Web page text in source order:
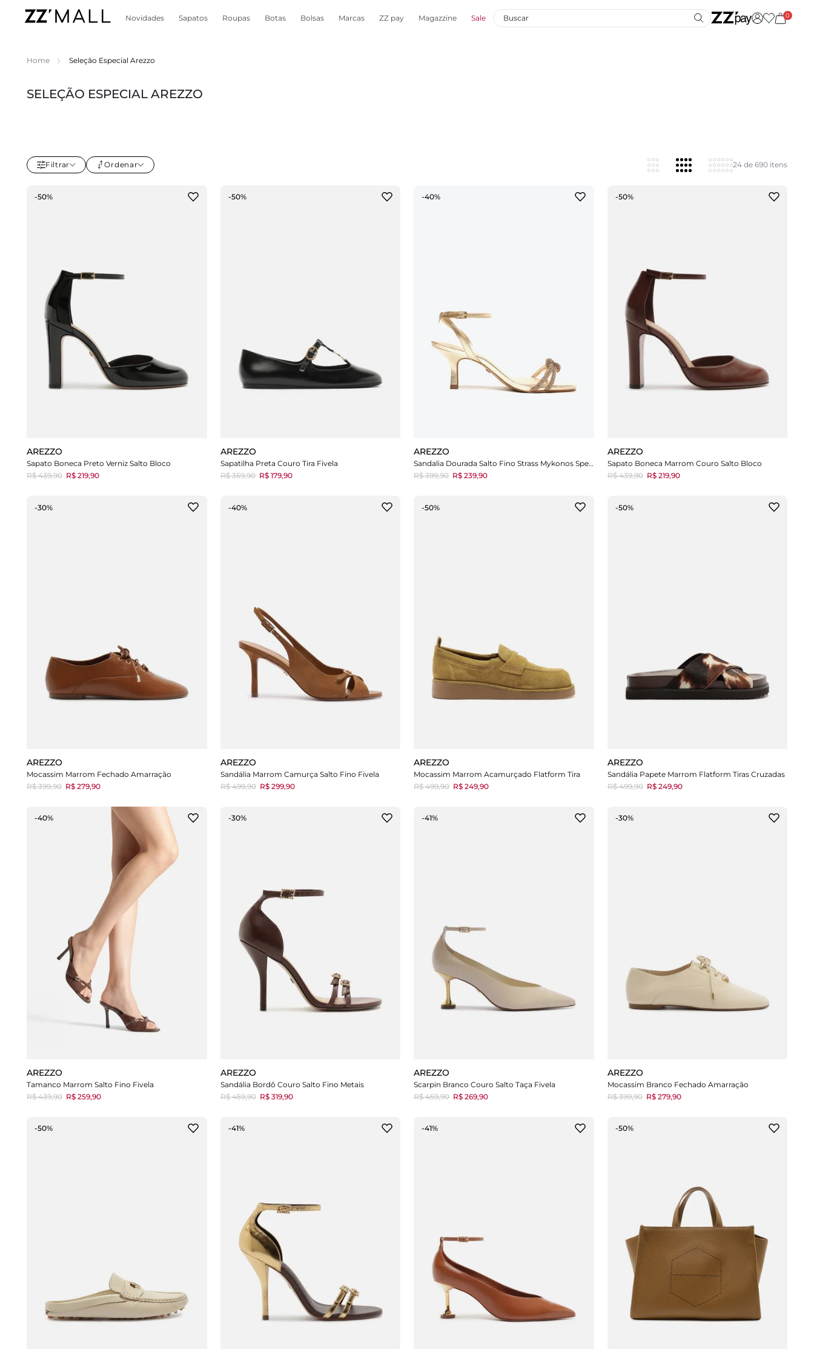
Novidades Sapatos Roupas Botas Bolsas Marcas ZZ pay Magazzine Sale 0
Home Seleção Especial Arezzo
SELEÇÃO ESPECIAL AREZZO
24 de 690 itens
Filtrar Ordenar
-50%
AREZZO
Sapato Boneca Preto Verniz Salto Bloco
R$ 439,90 R$ 219,90
-50%
AREZZO
Sapatilha Preta Couro Tira Fivela
R$ 359,90 R$ 179,90
-40%
AREZZO
Sandalia Dourada Salto Fino Strass Mykonos Special
R$ 399,90 R$ 239,90
-50%
AREZZO
Sapato Boneca Marrom Couro Salto Bloco
R$ 439,90 R$ 219,90
-30%
AREZZO
Mocassim Marrom Fechado Amarração
R$ 399,90 R$ 279,90
-40%
AREZZO
Sandália Marrom Camurça Salto Fino Fivela
R$ 499,90 R$ 299,90
-50%
AREZZO
Mocassim Marrom Acamurçado Flatform Tira
R$ 499,90 R$ 249,90
-50%
AREZZO
Sandália Papete Marrom Flatform Tiras Cruzadas
R$ 499,90 R$ 249,90
-40%
AREZZO
Tamanco Marrom Salto Fino Fivela
R$ 439,90 R$ 259,90
-30%
AREZZO
Sandália Bordô Couro Salto Fino Metais
R$ 459,90 R$ 319,90
-41%
AREZZO
Scarpin Branco Couro Salto Taça Fivela
R$ 459,90 R$ 269,90
-30%
AREZZO
Mocassim Branco Fechado Amarração
R$ 399,90 R$ 279,90
-50% -41% -41% -50%